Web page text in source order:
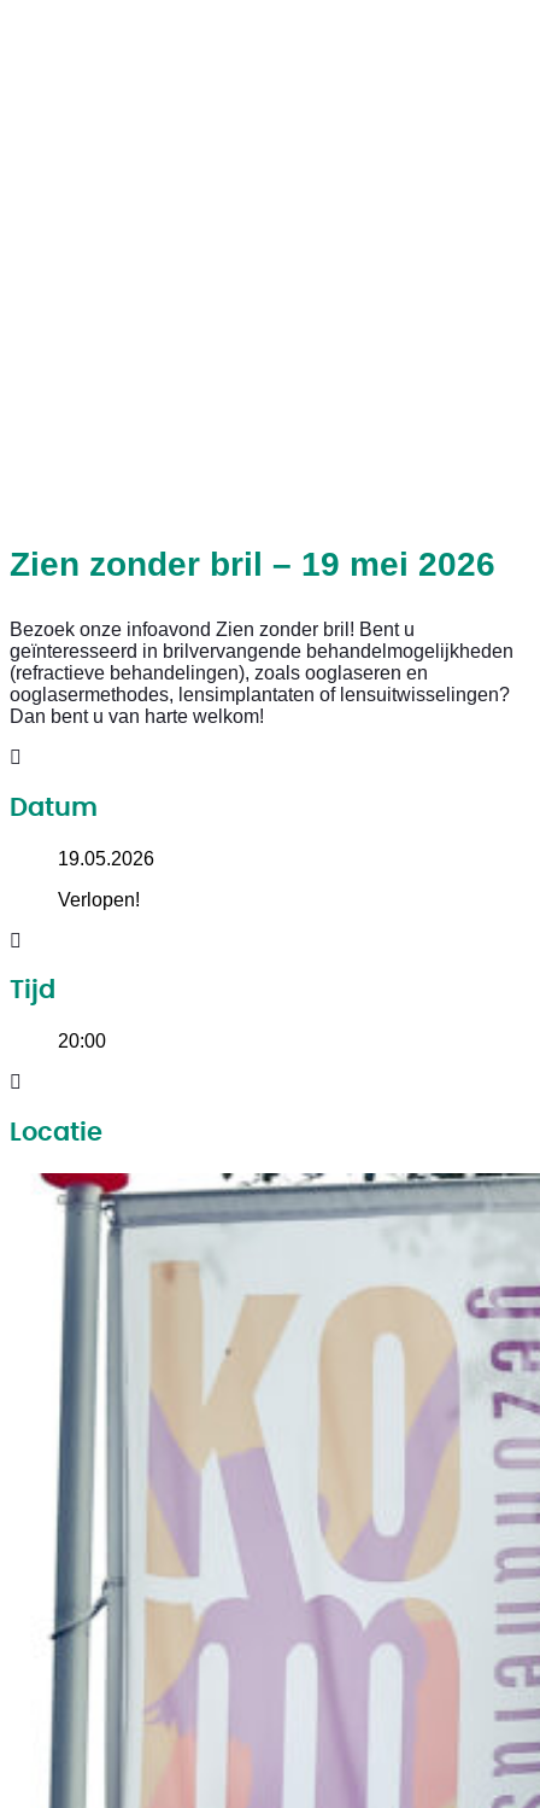
Zien zonder bril – 19 mei 2026
Bezoek onze infoavond Zien zonder bril! Bent u
geïnteresseerd in brilvervangende behandelmogelijkheden
(refractieve behandelingen), zoals ooglaseren en
ooglasermethodes, lensimplantaten of lensuitwisselingen?
Dan bent u van harte welkom!
Datum
19.05.2026
Verlopen!
Tijd
20:00
Locatie